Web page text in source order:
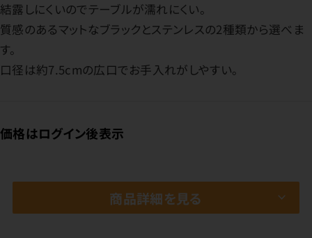
結露しにくいのでテーブルが濡れにくい。
質感のあるマットなブラックとステンレスの2種類から選べま
す。
口径は約7.5cmの広口でお手入れがしやすい。
価格はログイン後表示
商品詳細を見る